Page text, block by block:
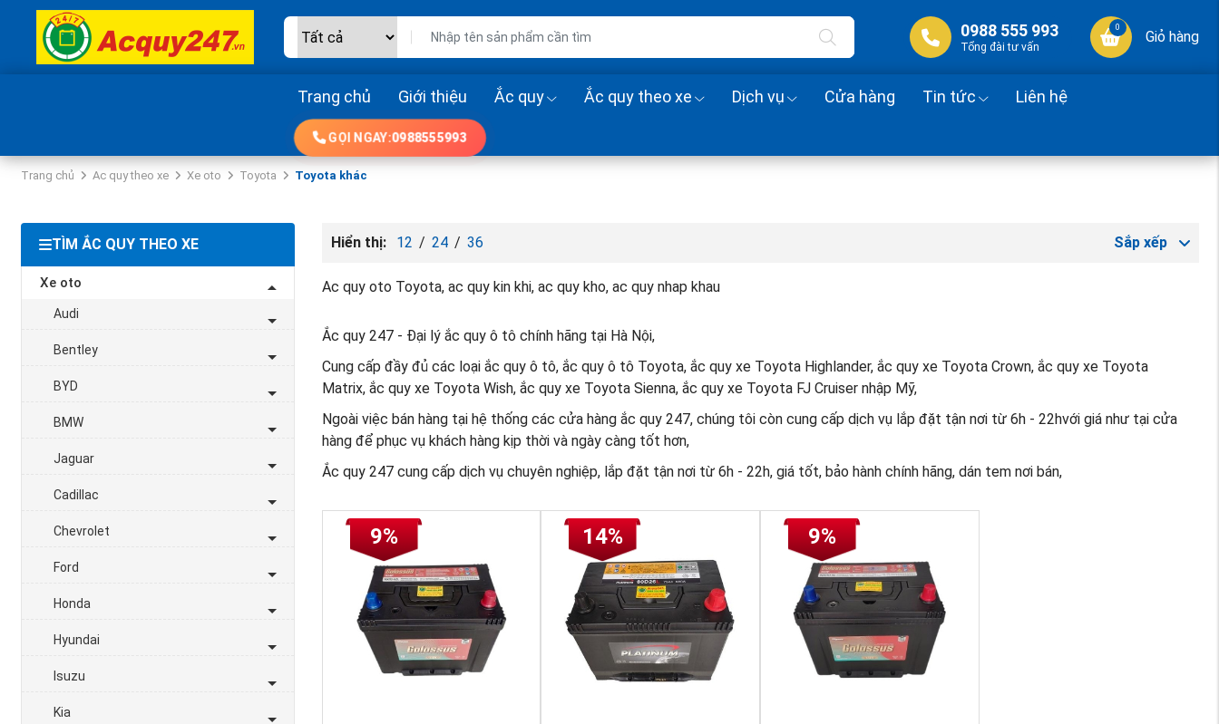
0988 555 993
Tổng đài tư vấn
0
Giỏ hàng
Trang chủ Giới thiệu Ắc quy Ắc quy theo xe Dịch vụ Cửa hàng Tin tức Liên hệ
GỌI NGAY:0988555993
Trang chủ Ac quy theo xe Xe oto Toyota Toyota khác
TÌM ẮC QUY THEO XE
Xe oto
Audi
Bentley
BYD
BMW
Jaguar
Cadillac
Chevrolet
Ford
Honda
Hyundai
Isuzu
Kia
Hiển thị: 12 / 24 / 36 Sắp xếp
Ac quy oto Toyota, ac quy kin khi, ac quy kho, ac quy nhap khau
Ắc quy 247 - Đại lý ắc quy ô tô chính hãng tại Hà Nội,
Cung cấp đầy đủ các loại ắc quy ô tô, ắc quy ô tô Toyota, ắc quy xe Toyota Highlander, ắc quy xe Toyota Crown, ắc quy xe Toyota
Matrix, ắc quy xe Toyota Wish, ắc quy xe Toyota Sienna, ắc quy xe Toyota FJ Cruiser nhập Mỹ,
Ngoài việc bán hàng tại hệ thống các cửa hàng ắc quy 247, chúng tôi còn cung cấp dịch vụ lắp đặt tận nơi từ 6h - 22hvới giá như tại cửa
hàng để phục vụ khách hàng kịp thời và ngày càng tốt hơn,
Ắc quy 247 cung cấp dịch vụ chuyên nghiệp, lắp đặt tận nơi từ 6h - 22h, giá tốt, bảo hành chính hãng, dán tem nơi bán,
9% 14% 9%